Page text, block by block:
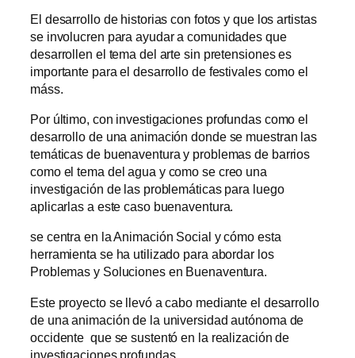
El desarrollo de historias con fotos y que los artistas
se involucren para ayudar a comunidades que
desarrollen el tema del arte sin pretensiones es
importante para el desarrollo de festivales como el
máss.
Por último, con investigaciones profundas como el
desarrollo de una animación donde se muestran las
temáticas de buenaventura y problemas de barrios
como el tema del agua y como se creo una
investigación de las problemáticas para luego
aplicarlas a este caso buenaventura.
se centra en la Animación Social y cómo esta
herramienta se ha utilizado para abordar los
Problemas y Soluciones en Buenaventura.
Este proyecto se llevó a cabo mediante el desarrollo
de una animación de la universidad autónoma de
occidente que se sustentó en la realización de
investigaciones profundas.